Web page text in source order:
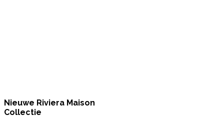
Nieuwe Riviera Maison
Collectie